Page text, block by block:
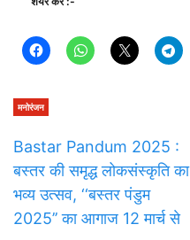
मनोरंजन
Bastar Pandum 2025 :
बस्तर की समृद्ध लोकसंस्कृति का
भव्य उत्सव, ‘‘बस्तर पंडुम
2025’’ का आगाज 12 मार्च से